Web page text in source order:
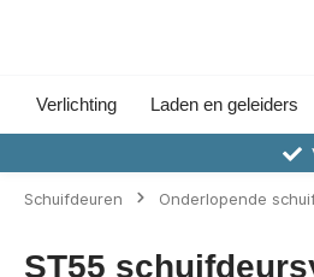
Verlichting Laden en geleiders
Schuifdeuren Onderlopende
ST55